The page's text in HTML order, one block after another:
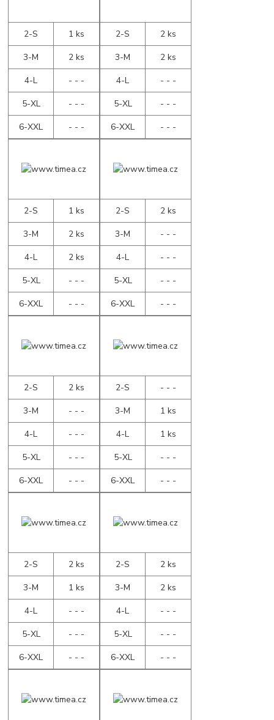
2-S
1 ks
3-M
2 ks
4-L
- - -
5-XL
- - -
6-XXL
- - -
2-S
2 ks
3-M
2 ks
4-L
- - -
5-XL
- - -
6-XXL
- - -
2-S
1 ks
3-M
2 ks
4-L
2 ks
5-XL
- - -
6-XXL
- - -
2-S
2 ks
3-M
- - -
4-L
- - -
5-XL
- - -
6-XXL
- - -
2-S
2 ks
3-M
- - -
4-L
- - -
5-XL
- - -
6-XXL
- - -
2-S
- - -
3-M
1 ks
4-L
1 ks
5-XL
- - -
6-XXL
- - -
2-S
2 ks
3-M
1 ks
4-L
- - -
5-XL
- - -
6-XXL
- - -
2-S
2 ks
3-M
2 ks
4-L
- - -
5-XL
- - -
6-XXL
- - -